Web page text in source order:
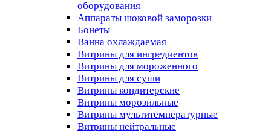
оборудования
Аппараты шоковой заморозки
Бонеты
Ванна охлаждаемая
Витрины для ингредиентов
Витрины для мороженного
Витрины для суши
Витрины кондитерские
Витрины морозильные
Витрины мультитемпературные
Витрины нейтральные